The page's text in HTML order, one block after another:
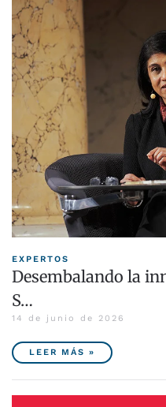
EXPERTOS
Desembalando la
S…
14 de junio de 2026
LEER MÁS »